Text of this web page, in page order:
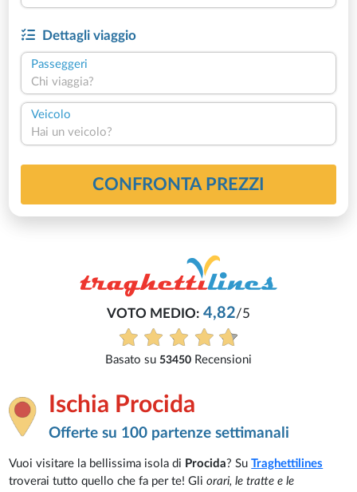
Dettagli viaggio
Passeggeri
Chi viaggia?
Veicolo
Hai un veicolo?
CONFRONTA PREZZI
Ischia Procida
Offerte su 100 partenze settimanali
Vuoi visitare la bellissima isola di Procida? Su Traghettilines
troverai tutto quello che fa per te! Gli orari, le tratte e le